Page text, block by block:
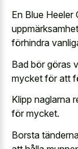
En Blue Heeler
förhindra
Bad bör göras
mycket för att
Klipp naglarna
för mycket.
Borsta